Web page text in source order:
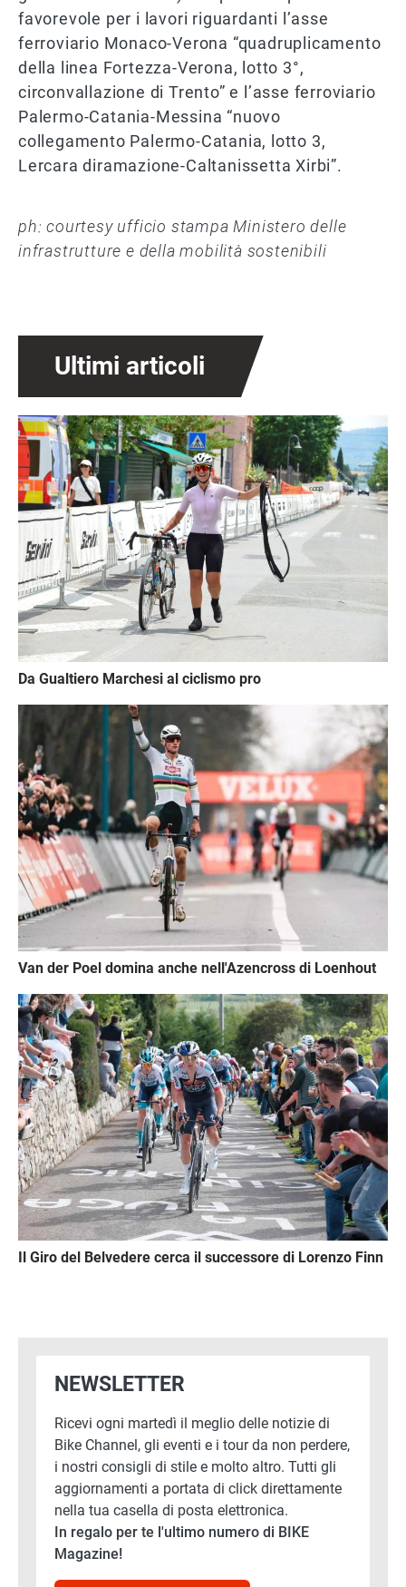
favorevole per i lavori riguardanti l’asse
ferroviario Monaco-Verona “quadruplicamento
della linea Fortezza-Verona, lotto 3°,
circonvallazione di Trento” e l’asse ferroviario
Palermo-Catania-Messina “nuovo
collegamento Palermo-Catania, lotto 3,
Lercara diramazione-Caltanissetta Xirbi”.
ph: courtesy ufficio stampa Ministero delle
infrastrutture e della mobilità sostenibili
Ultimi articoli
Immagine
Da Gualtiero Marchesi al ciclismo pro
Van der Poel domina anche nell'Azencross di Loenhout
Immagine
Il Giro del Belvedere cerca il successore di Lorenzo Finn
NEWSLETTER
Ricevi ogni martedì il meglio delle notizie di
Bike Channel, gli eventi e i tour da non perdere,
i nostri consigli di stile e molto altro. Tutti gli
aggiornamenti a portata di click direttamente
nella tua casella di posta elettronica.
In regalo per te l'ultimo numero di BIKE
Magazine!